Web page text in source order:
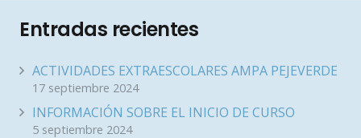
Entradas recientes
ACTIVIDADES EXTRAESCOLARES AMPA PEJEVERDE
17 septiembre 2024
INFORMACIÓN SOBRE EL INICIO DE CURSO
5 septiembre 2024